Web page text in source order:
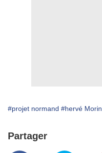
#projet normand #hervé Morin
Partager